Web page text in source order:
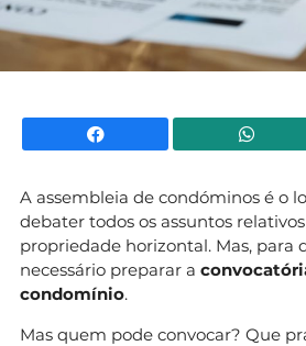
Facebook
A assembleia de condóminos é o
debater todos os assuntos
propriedade horizontal. Mas, para
necessário preparar a
condomínio.
Mas quem pode convocar? Que